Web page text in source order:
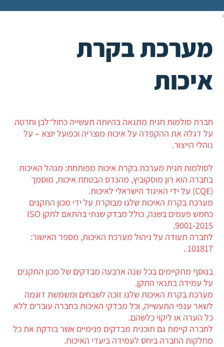
מערכת בקרת
איכות
חברת סולמות חגית מתגאה בהיותה תעשייה כחול־לבן וחרטה
על דגלה את ההקפדה על איכות מוצריה וכפועל יוצא – על
נוהלי הייצור.
לסולמות חגית מערכת בקרת איכות מפותחת: מנהל האיכות
בחברה הוא רון מוסקוביץ, מהנדס הבטחת איכות, מוסמך
(CQE) על ידי האיגוד הישראלי לאיכות.
מערכת בקרת האיכות שלנו מבוקרת על ידי מכון התקנים
כחמש פעמים בשנה, כולל מבדק שנתי בהתאם לתקן ISO
9001-2015.
לחברה תעודה על ניהול מערכת האיכות, מספר האישור:
101817 .
בנוסף מתקיימים בכל שנה ארבעה מבדקים של מכון התקנים
על עמידה בתנאי התקן.
מערכת בקרת האיכות שלנו זוכה לשבחים ומשמשת דוגמה
לשאר ענפי התעשייה, וכל מבדקי האיכות בחברה עוברים ללא
כל הערה או ליקוי כלשהם.
לחברה קיימת גם תוכנית מבדקים פנימיים אשר בודקת את כל
מחלקות החברה ביחס לעמידה ביעדי האיכות.